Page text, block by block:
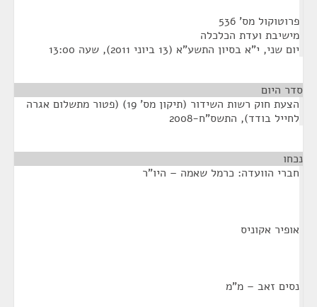
פרוטוקול מס' 536
מישיבת ועדת הכלכלה
יום שני, י"א בסיון התשע"א (13 ביוני 2011), שעה 13:00
סדר היום
הצעת חוק רשות השידור (תיקון מס' 19) (פטור מתשלום אגרה
לחייל בודד), התשס"ח-2008
נכחו
חברי הוועדה: כרמל שאמה – היו"ר
אופיר אקוניס
נסים זאב – מ"מ